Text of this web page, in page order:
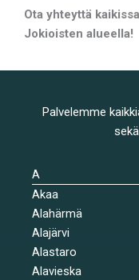
Ota yhteyttä
Jokioisten alueella!
Palvelemme
A
Akaa
Alahärmä
Alajärvi
Alastaro
Alavieska